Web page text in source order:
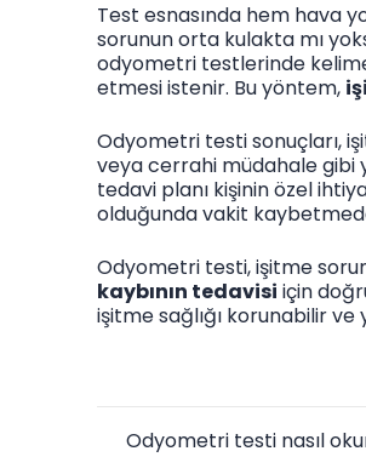
Test esnasında hem hava
sorunun orta kulakta mı
odyometri testlerinde
etmesi istenir. Bu yöntem,
Odyometri testi sonuçları,
veya cerrahi müdahale gibi
tedavi planı kişinin özel
olduğunda vakit
Odyometri testi, işitme
kaybının tedavisi için
işitme sağlığı korunabilir ve
Odyometri testi nasıl